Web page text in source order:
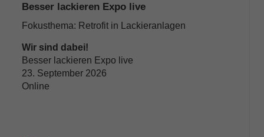
Besser lackieren Expo live
Fokusthema: Retrofit in Lackieranlagen
Wir sind dabei!
Besser lackieren Expo live
23. September 2026
Online